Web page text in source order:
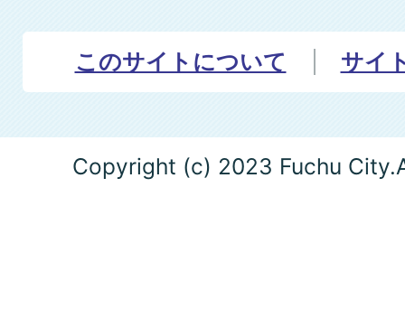
このサイトについて サイ
Copyright (c) 2023 Fuchu